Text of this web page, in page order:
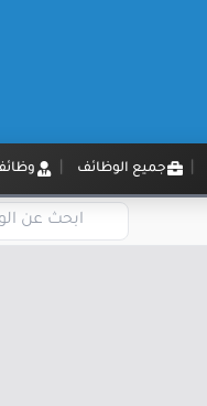
جميع الوظائف